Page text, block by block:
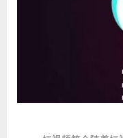
册/拍照，保存即可！
表达你心情状态的头像
2025抖音视频去水印